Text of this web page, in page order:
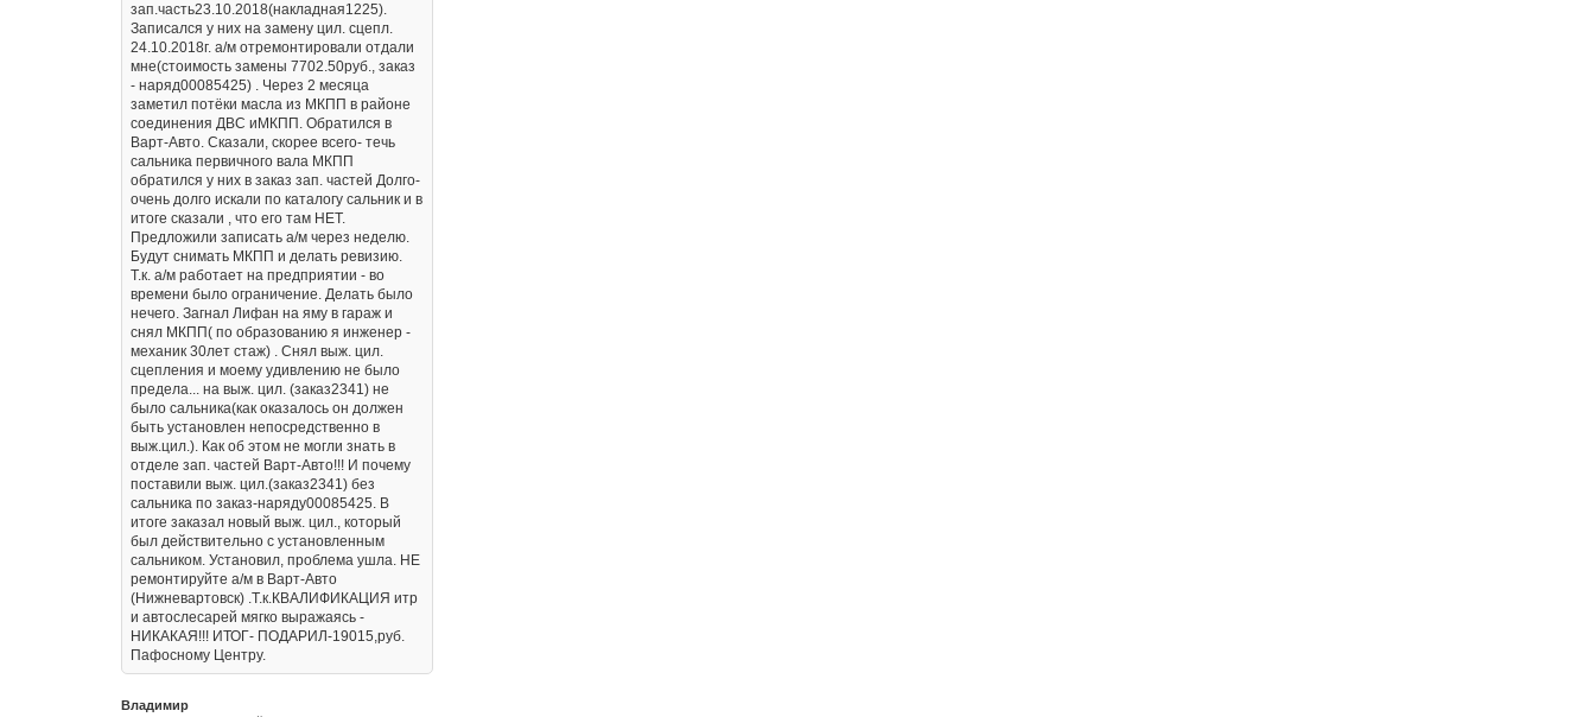
зап.часть23.10.2018(накладная1225).
Записался у них на замену цил. сцепл.
24.10.2018г. а/м отремонтировали отдали
мне(стоимость замены 7702.50руб., заказ
- наряд00085425) . Через 2 месяца
заметил потёки масла из МКПП в районе
соединения ДВС иМКПП. Обратился в
Варт-Авто. Сказали, скорее всего- течь
сальника первичного вала МКПП
обратился у них в заказ зап. частей Долго-
очень долго искали по каталогу сальник и в
итоге сказали , что его там НЕТ.
Предложили записать а/м через неделю.
Будут снимать МКПП и делать ревизию.
Т.к. а/м работает на предприятии - во
времени было ограничение. Делать было
нечего. Загнал Лифан на яму в гараж и
снял МКПП( по образованию я инженер -
механик 30лет стаж) . Снял выж. цил.
сцепления и моему удивлению не было
предела... на выж. цил. (заказ2341) не
было сальника(как оказалось он должен
быть установлен непосредственно в
выж.цил.). Как об этом не могли знать в
отделе зап. частей Варт-Авто!!! И почему
поставили выж. цил.(заказ2341) без
сальника по заказ-наряду00085425. В
итоге заказал новый выж. цил., который
был действительно с установленным
сальником. Установил, проблема ушла. НЕ
ремонтируйте а/м в Варт-Авто
(Нижневартовск) .Т.к.КВАЛИФИКАЦИЯ итр
и автослесарей мягко выражаясь -
НИКАКАЯ!!! ИТОГ- ПОДАРИЛ-19015,руб.
Пафосному Центру.
Владимир